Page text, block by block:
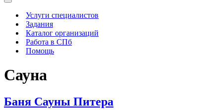
Меню
навигацииУслуги специалистов
Задания
Каталог организаций
Работа в СПб
Помощь
Сауна
Баня Сауны Питера